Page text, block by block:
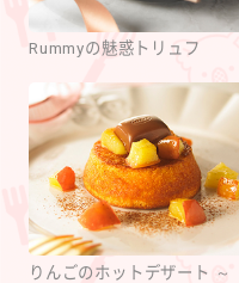
Rummyの魅惑トリュフ
りんごのホットデザート ～